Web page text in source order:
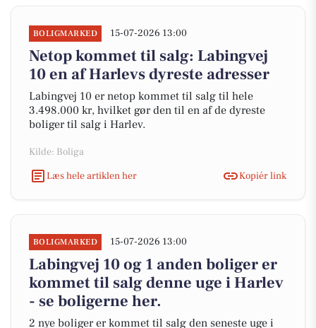
BOLIGMARKED 15-07-2026 13:00
Netop kommet til salg: Labingvej
10 en af Harlevs dyreste adresser
Labingvej 10 er netop kommet til salg til hele
3.498.000 kr, hvilket gør den til en af de dyreste
boliger til salg i Harlev.
Kilde: Boliga
Læs hele artiklen her
Kopiér link
BOLIGMARKED 15-07-2026 13:00
Labingvej 10 og 1 anden boliger er
kommet til salg denne uge i Harlev
- se boligerne her.
2 nye boliger er kommet til salg den seneste uge i